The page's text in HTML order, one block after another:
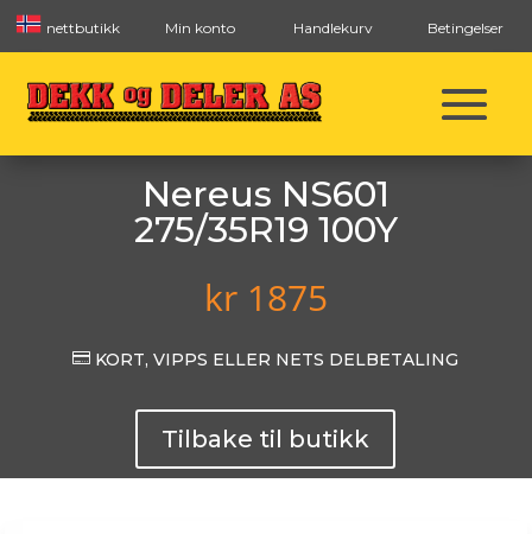
nettbutikk Min konto Handlekurv Betingelser
Nereus NS601
275/35R19 100Y
kr1875
 KORT, VIPPS ELLER NETS DELBETALING
Tilbake til butikk